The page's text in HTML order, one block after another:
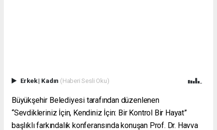
Erkek| Kadın (Haberi Sesli Oku)
Büyükşehir Belediyesi tarafından düzenlenen
“Sevdikleriniz İçin, Kendiniz İçin: Bir Kontrol Bir Hayat”
başlıklı farkındalık konferansında konuşan Prof. Dr. Havva